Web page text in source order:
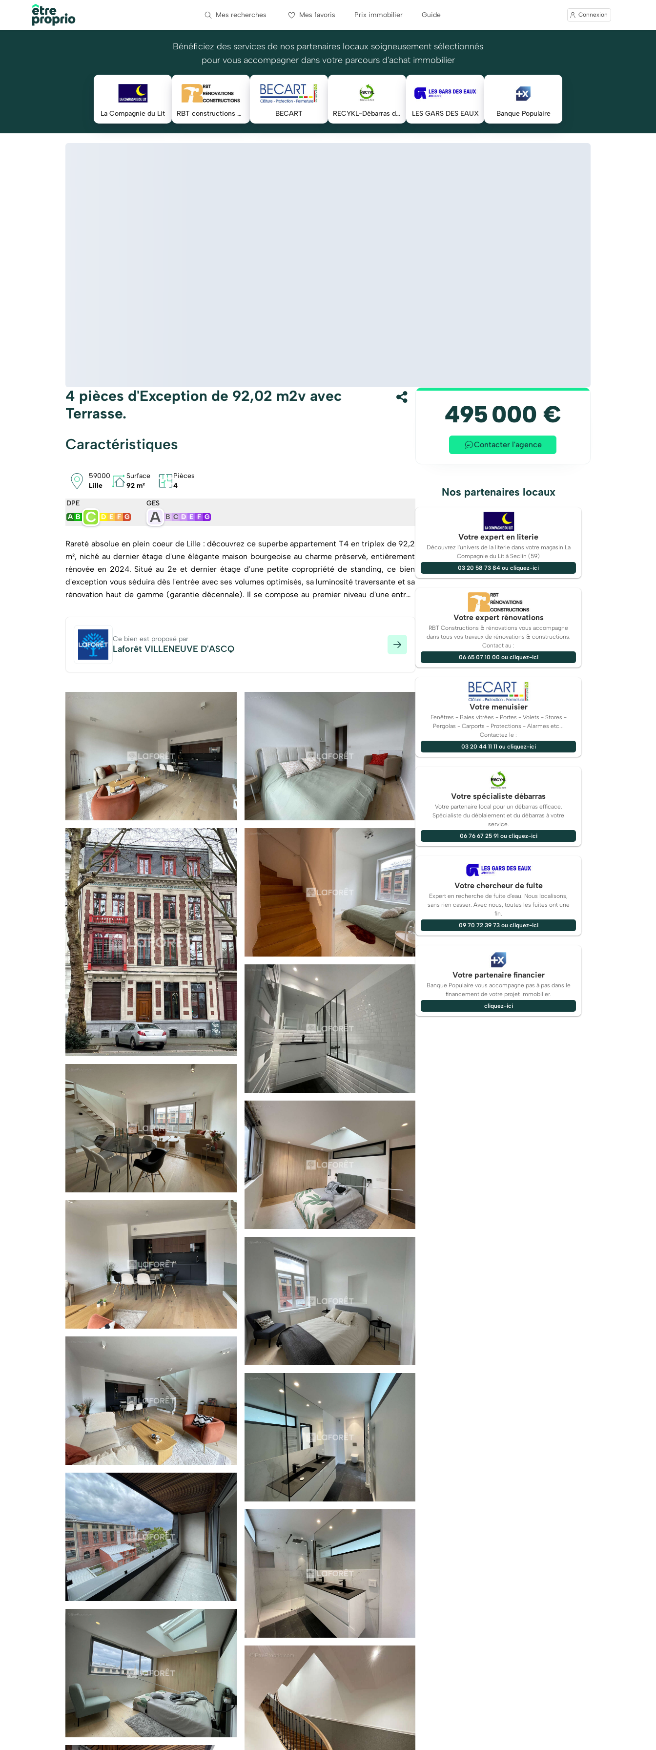
Mes recherches Mes favoris Prix immobilier Guide Connexion
Bénéficiez des services de nos partenaires locaux soigneusement sélectionnés
pour vous accompagner dans votre parcours d'achat immobilier
La Compagnie du Lit RBT constructions & rénovations tout corps d'état BECART RECYKL-Débarras du Nord LES GARS DES EAUX Banque Populaire
4 pièces d'Exception de 92,02 m2v avec
Terrasse.
Caractéristiques
59000
Lille
Surface
92 m²
Pièces
4
DPE
A B C D E F G
GES
A B C D E F G
Rareté absolue en plein coeur de Lille : découvrez ce superbe appartement T4 en triplex de 92,2
m², niché au dernier étage d'une élégante maison bourgeoise au charme préservé, entièrement
rénovée en 2024. Situé au 2e et dernier étage d'une petite copropriété de standing, ce bien
d'exception vous séduira dès l'entrée avec ses volumes optimisés, sa luminosité traversante et sa
rénovation haut de gamme (garantie décennale). Il se compose au premier niveau d'une entrée
terrasse exposée Sud-Ouest. A l'étage, vous découvrirez trois chambres, dont une suite parentale
avec dressing sur mesure et salle de bains privative (baignoire, vasque). Une seconde salle d'eau
avec douche à l'italienne ainsi qu'un WC séparé complètent l'espace nuit. L'ensemble allie confort
commerces, des transports (bus, métro, V'Lille), et de nombreux établissements scolaires. Un
emplacement de choix dans un quartier recherché pour sa qualité de vie. Un bien rare sur le
secteur, à la croisée du cachet de l'ancien et du confort contemporain. Contactez dès maintenant
Jean Philippe au [Coordonnées masquées] pour organiser une visite. honoraire charge vendeur
Copropriété de 9 lots (Pas de procédure en cours). Charges annuelles : 1800 euros.
Ce bien est proposé par
Laforêt VILLENEUVE D'ASCQ
495 000 €
Contacter l'agence
Nos partenaires locaux
Votre expert en literie
Découvrez l'univers de la literie dans votre magasin La
Compagnie du Lit à Seclin (59)
03 20 58 73 84 ou cliquez-ici
Votre expert rénovations
RBT Constructions & rénovations vous accompagne
dans tous vos travaux de rénovations & constructions.
Contact au :
06 65 07 10 00 ou cliquez-ici
Votre menuisier
Fenêtres - Baies vitrées - Portes - Volets - Stores -
Pergolas - Carports - Protections - Alarmes etc...
Contactez le :
03 20 44 11 11 ou cliquez-ici
Votre spécialiste débarras
Votre partenaire local pour un débarras efficace.
Spécialiste du déblaiement et du débarras à votre
service.
06 76 67 25 91 ou cliquez-ici
Votre chercheur de fuite
Expert en recherche de fuite d'eau. Nous localisons,
sans rien casser. Avec nous, toutes les fuites ont une
fin.
09 70 72 39 73 ou cliquez-ici
Votre partenaire financier
Banque Populaire vous accompagne pas à pas dans le
financement de votre projet immobilier.
cliquez-ici